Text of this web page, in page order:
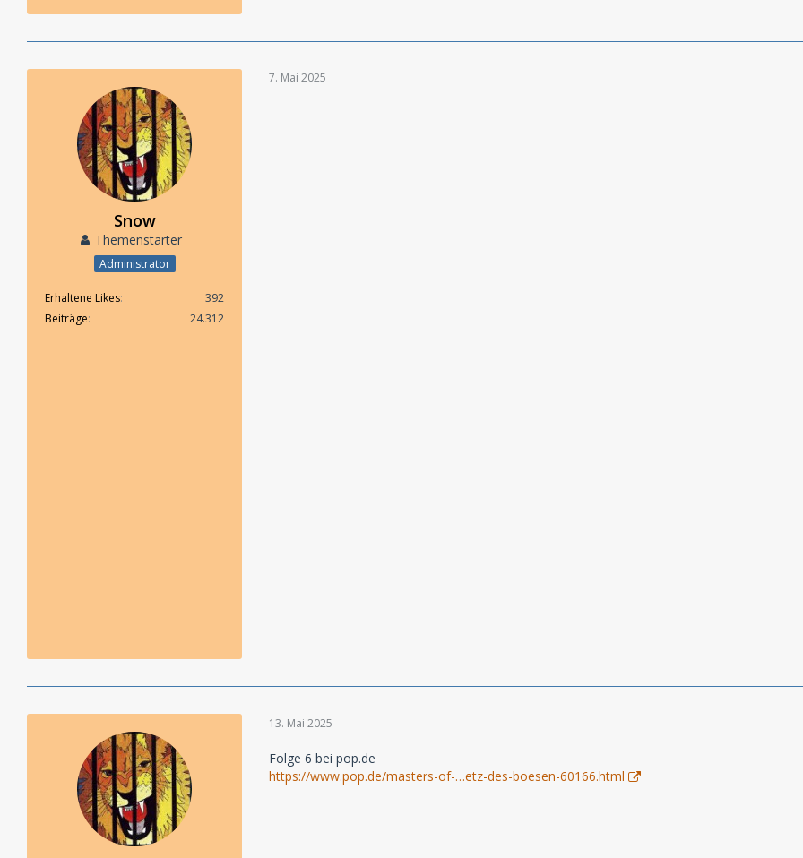
Snow
Themenstarter
Administrator
Erhaltene Likes
392
Beiträge
24.312
7. Mai 2025
13. Mai 2025
Folge 6 bei pop.de
https://www.pop.de/masters-of-…etz-des-boesen-60166.html